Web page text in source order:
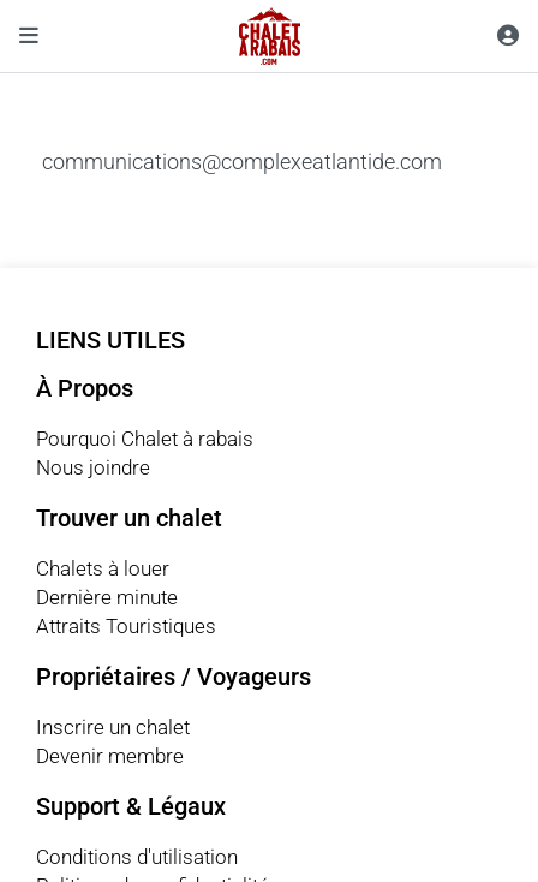
communications@complexeatlantide.com
LIENS UTILES
À Propos
Pourquoi Chalet à rabais
Nous joindre
Trouver un chalet
Chalets à louer
Dernière minute
Attraits Touristiques
Propriétaires / Voyageurs
Inscrire un chalet
Devenir membre
Support & Légaux
Conditions d'utilisation